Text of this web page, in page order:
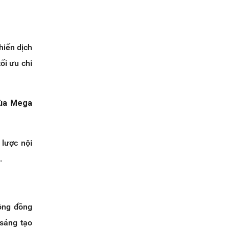
dịch
ưu chi
Mega
nội
đồng
tạo